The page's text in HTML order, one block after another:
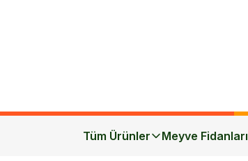
Tüm Ürünler Meyve Fidanları